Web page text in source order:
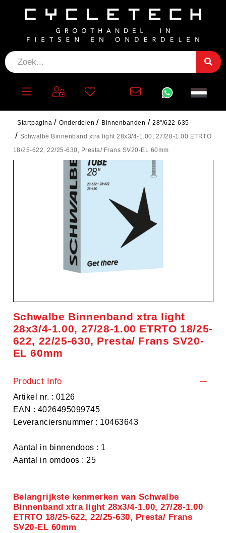
Startpagina Onderdelen Binnenbanden
28"/622-635
Schwalbe Binnenband xtra light 28x3/4-1.00, 27/28-1.00 ETRTO
18/25-622, 22/25-630, Presta/ Frans SV20-EL 60mm
Schwalbe Binnenband xtra light
28x3/4-1.00, 27/28-1.00 ETRTO 18/25-
622, 22/25-630, Presta/ Frans SV20-
EL 60mm
Product Info
Artikel nr. : 0126
EAN : 4026495099745
Leveranciersnummer : 10463643
Aantal in binnendoos : 1
Aantal in omdoos : 25
Belangrijkste kenmerken van Schwalbe
Binnenband xtra light 28x3/4-1.00, 27/28-1.00
ETRTO 18/25-622, 22/25-630, Presta/ Frans
SV20-EL 60mm